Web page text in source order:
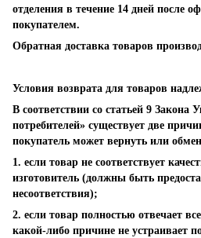
отделения в течение 14 дней после
покупателем.
Обратная доставка товаров
Условия возврата для товаров
В соответствии со статьей 9
потребителей» существует две
покупатель может вернуть или
1. если товар не соответствует
изготовитель (должны быть
несоответствия);
2. если товар полностью отвечает
какой-либо причине не устраивает